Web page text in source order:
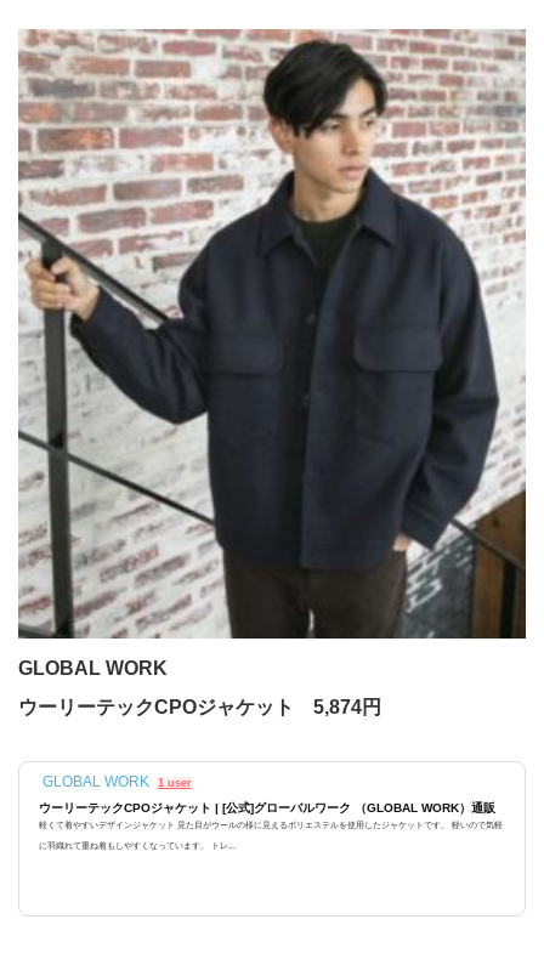
GLOBAL WORK
ウーリーテックCPOジャケット 5,874円
GLOBAL WORK 1 user
ウーリーテックCPOジャケット | [公式]グローバルワーク （GLOBAL WORK）通販
軽くて着やすいデザインジャケット 見た目がウールの様に見えるポリエステルを使用したジャケットです。 軽いので気軽
に羽織れて重ね着もしやすくなっています。 トレ...